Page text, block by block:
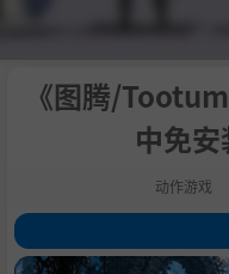
《图腾/
中免
动作游戏
1.关于此游戏